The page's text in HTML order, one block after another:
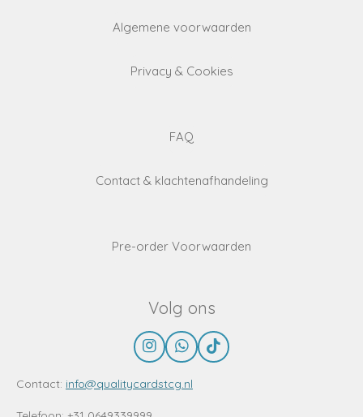
Algemene voorwaarden
Privacy & Cookies
FAQ
Contact & klachtenafhandeling
Pre-order Voorwaarden
Volg ons
I
n
s
a
W
h
a
T
i
Contact: info@qualitycardstcg.nl